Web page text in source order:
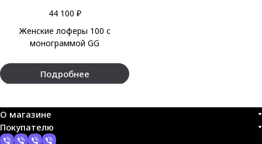
44 100 ₽
Женские лоферы 100 с
монограммой GG
Подробнее
О магазине
Покупателю